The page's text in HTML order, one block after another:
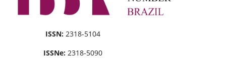
ISSN: 2318-5104
ISSNe: 2318-5090